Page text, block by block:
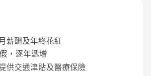
薪酬及年終花紅
，逐年遞增
供交通津貼及醫療保險